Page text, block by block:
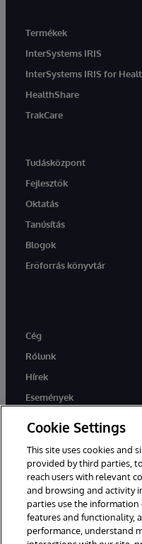
Termékek
InterSystems IRIS
InterSystems IRIS for
HealthShare
TrakCare
Tudásközpont
Fejlesztők
Oktatás
Tanúsítás
Blogok
Erőforrás könyvtár
Cég
Rólunk
Hírek
Események
Ez a weboldal gépi fordítást
esetén az oldal angol nyelvű
© 1996-2026 InterSystems
Cookie Settings
This site uses cookies and
provided by third parties,
reach users with relevant
and browsing and activity
parties use the
features and functionality,
performance, understand